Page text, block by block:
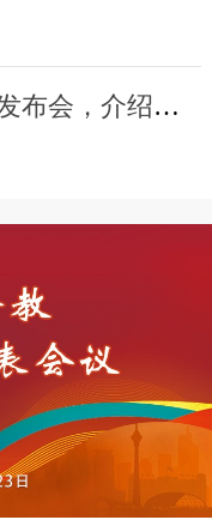
文字实录 | 国新办举行新闻发布会，介绍《中华人民共和国民族团结进步促进法》和我国民族工作有关情况